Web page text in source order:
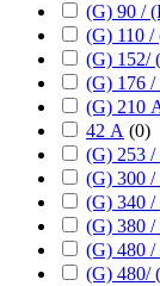
(G) 90 /
(G) 110 /
(G) 152/
(G) 176
(G) 210
42 А (0)
(G) 253
(G) 300
(G) 340
(G) 380
(G) 480
(G) 480/